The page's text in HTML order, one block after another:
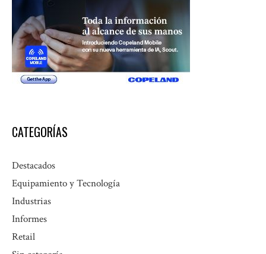
CATEGORÍAS
Destacados
Equipamiento y Tecnología
Industrias
Informes
Retail